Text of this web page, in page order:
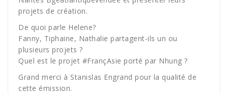
projets de création.
De quoi parle Helene?
Fanny, Tiphaine, Nathalie partagent-ils un ou
plusieurs projets ?
Quel est le projet #FrançAsie porté par Nhung ?
Grand merci à Stanislas Engrand pour la qualité de
cette émission.